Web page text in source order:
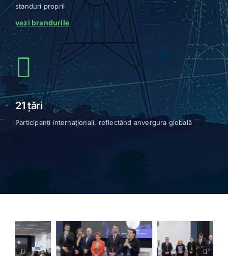
Companii și mărci din industrii diverse, prezente cu
standuri proprii
vezi brandurile
21 ţări